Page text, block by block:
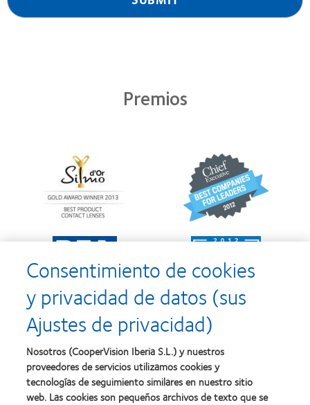
Premios
about
Premio
Silmo
mejor
con
MyDay™
Learn
more
about
2012
y
2010:
Mejor
empresa
el
desarrollo
del
liderazgo
Learn
about
2011:
Premios
a
mejor
(2011)
Learn
about
2011:
Premio
a
salud
Learn
more
about
2012:
Premio
Manufacturing
Learn
more
about
2012
Premio
internacional
REBRAND
Learn
Consentimiento de cookies
y privacidad de datos (sus
Ajustes de privacidad)
Nosotros (CooperVision Iberia S.L.) y nuestros
proveedores de servicios utilizamos cookies y
tecnologías de seguimiento similares en nuestro sitio
web. Las cookies son pequeños archivos de texto que se